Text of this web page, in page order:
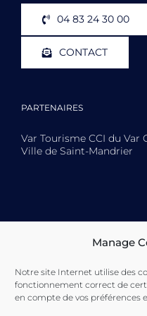
Manage
Notre site Internet utilise des
fonctionnement correct de
en compte de vos préférences
04 83 24 30 00
CONTACT
PARTENAIRES
Var Tourisme CCI du
Ville de Saint-Mandrier
La Seyne-sur-Mer Ville